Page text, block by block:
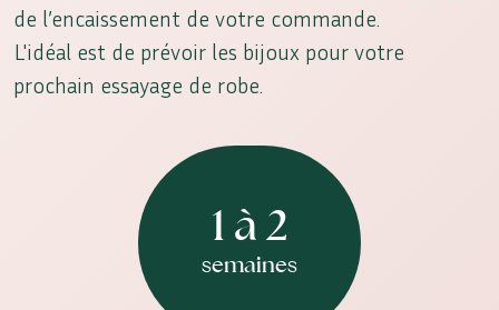
de l’encaissement de votre commande.
L'idéal est de prévoir les bijoux pour votre
prochain essayage de robe.
1 à 2
semaines